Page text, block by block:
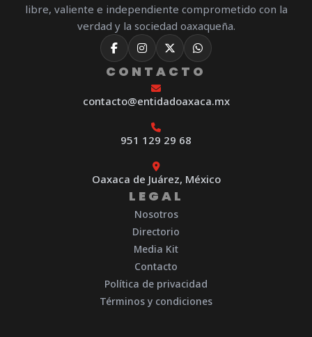
libre, valiente e independiente comprometido con la
verdad y la sociedad oaxaqueña.
CONTACTO
contacto@entidadoaxaca.mx
951 129 29 68
Oaxaca de Juárez, México
LEGAL
Nosotros
Directorio
Media Kit
Contacto
Política de privacidad
Términos y condiciones